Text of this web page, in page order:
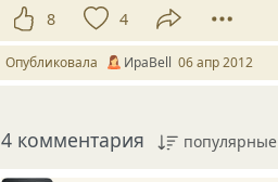
8 4
Опубликовала ИраBell 06 апр 2012
4 комментария популярные